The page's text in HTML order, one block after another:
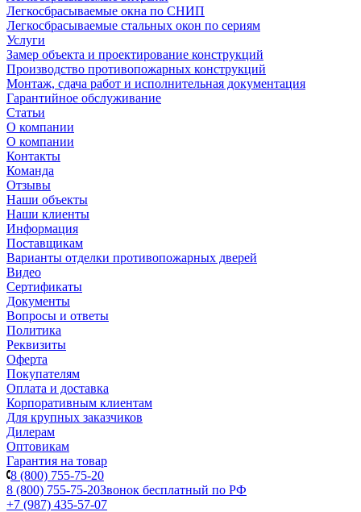
Легкосбрасываемые окна по СНИП
Легкосбрасываемые стальных окон по сериям
Услуги
Замер объекта и проектирование конструкций
Производство противопожарных конструкций
Монтаж, сдача работ и исполнительная документация
Гарантийное обслуживание
Статьи
О компании
О компании
Контакты
Команда
Отзывы
Наши объекты
Наши клиенты
Информация
Поставщикам
Варианты отделки противопожарных дверей
Видео
Сертификаты
Документы
Вопросы и ответы
Политика
Реквизиты
Оферта
Покупателям
Оплата и доставка
Корпоративным клиентам
Для крупных заказчиков
Дилерам
Оптовикам
Гарантия на товар
8 (800) 755-75-20
8 (800) 755-75-20Звонок бесплатный по РФ
+7 (987) 435-57-07